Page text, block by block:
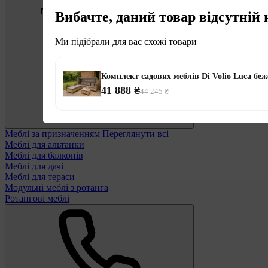
Підберемо меблі під ваші цілі
Меблі за призначенням Переглянути всі
Меблі для альтанки
Меблі для балконів
Меблі для дачі
Меблі для тераси
Модульні меблі з ротанга
Ротангові меблі
Вибачте, даний товар відсутній
Ми підібрали для вас схожі товари
Комплект садових меблів Di Volio Luca
41 888 ₴44 245 ₴